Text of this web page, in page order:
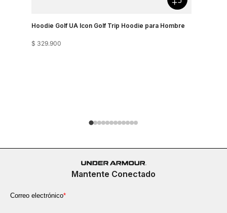
Hoodie Golf UA Icon Golf Trip Hoodie para Hombre
$ 329.900
Mantente Conectado